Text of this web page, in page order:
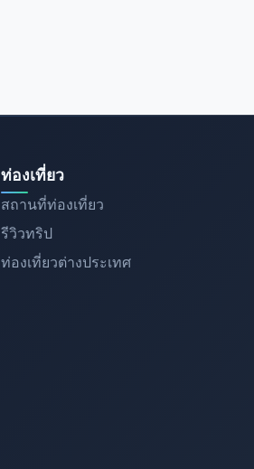
ท่องเที่ยว
สถานที่ท่องเที่ยว
รีวิวทริป
ท่องเที่ยวต่างประเทศ